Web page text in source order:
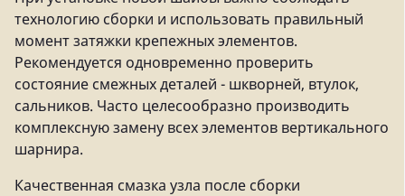
технологию сборки и использовать правильный
момент затяжки крепежных элементов.
Рекомендуется одновременно проверить
состояние смежных деталей - шкворней, втулок,
сальников. Часто целесообразно производить
комплексную замену всех элементов вертикального
шарнира.
Качественная смазка узла после сборки